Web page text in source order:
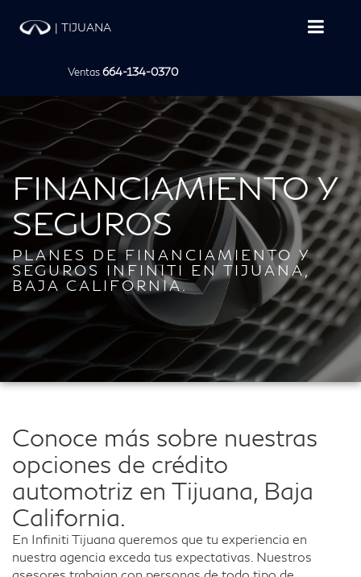
| TIJUANA
Ventas 664-134-0370
FINANCIAMIENTO Y
SEGUROS
PLANES DE FINANCIAMIENTO Y
SEGUROS INFINITI EN TIJUANA,
BAJA CALIFORNIA.
Conoce más sobre nuestras
opciones de crédito
automotriz en Tijuana, Baja
California.
En Infiniti Tijuana queremos que tu experiencia en
nuestra agencia exceda tus expectativas. Nuestros